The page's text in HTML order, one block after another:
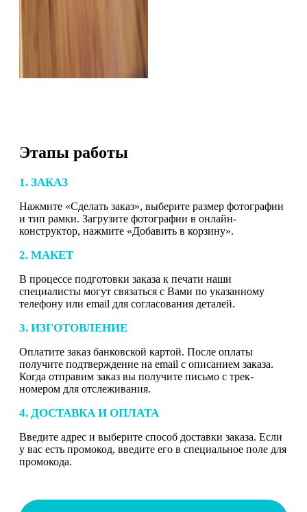
Этапы работы
1. ЗАКАЗ
Нажмите «Сделать заказ», выберите размер фотографии
и тип рамки. Загрузите фотографии в онлайн-
конструктор, нажмите «Добавить в корзину».
2. МАКЕТ
В процессе подготовки заказа к печати наши
специалисты могут связаться с Вами по указанному
телефону или email для согласования деталей.
3. ИЗГОТОВЛЕНИЕ
Оплатите заказ банковской картой. После оплаты
получите подтверждение на email с описанием заказа.
Когда отправим заказ вы получите письмо с трек-
номером для отслеживания.
4. ДОСТАВКА И ОПЛАТА
Введите адрес и выберите способ доставки заказа. Если
у вас есть промокод, введите его в специальное поле для
промокода.